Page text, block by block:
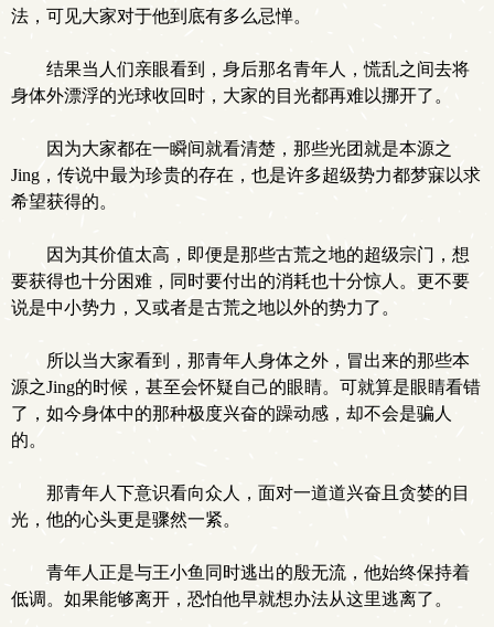
法，可见大家对于他到底有多么忌惮。
结果当人们亲眼看到，身后那名青年人，慌乱之间去将
身体外漂浮的光球收回时，大家的目光都再难以挪开了。
因为大家都在一瞬间就看清楚，那些光团就是本源之
Jing，传说中最为珍贵的存在，也是许多超级势力都梦寐以求
希望获得的。
因为其价值太高，即便是那些古荒之地的超级宗门，想
要获得也十分困难，同时要付出的消耗也十分惊人。更不要
说是中小势力，又或者是古荒之地以外的势力了。
所以当大家看到，那青年人身体之外，冒出来的那些本
源之Jing的时候，甚至会怀疑自己的眼睛。可就算是眼睛看错
了，如今身体中的那种极度兴奋的躁动感，却不会是骗人
的。
那青年人下意识看向众人，面对一道道兴奋且贪婪的目
光，他的心头更是骤然一紧。
青年人正是与王小鱼同时逃出的殷无流，他始终保持着
低调。如果能够离开，恐怕他早就想办法从这里逃离了。